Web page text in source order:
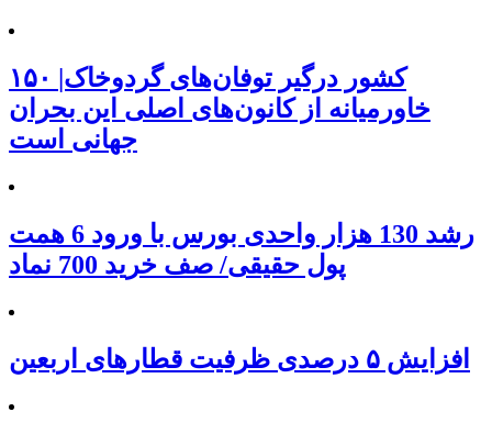
۱۵۰ کشور درگیر توفان‌های گردوخاک|
خاورمیانه از کانون‌های اصلی این بحران
جهانی است
رشد 130 هزار واحدی بورس با ورود 6 همت
پول حقیقی/ صف خرید 700 نماد
افزایش ۵ درصدی ظرفیت قطارهای اربعین